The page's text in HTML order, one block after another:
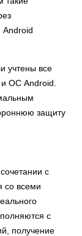
учтены все
ОС Android.
защиту
с
со всеми
с
получение